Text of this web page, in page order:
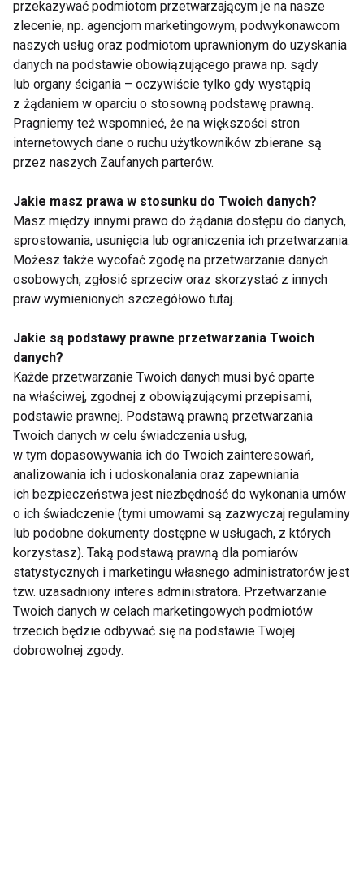
Cometa od fiskusa! s.66
Tylko dla wymagających s.69
Wszystkie Polki – hop na rolki! s.70
Kosmetyki solaryjne
Jak dbać, by promieniała s.78
Magnetyzm ONYX´a! s.80
Bezpiecznie na słońce s.82
Relaks
Z myślą o Tobie s.92
Internet
Skuteczna pajęczyna s.94
Targi
Piękna strona biznesu s.50
Piękne ciało, moje ciało s.96
Monachium w sportowym stylu s.128
przekazywać podmiotom przetwarzającym je na nasze
zlecenie, np. agencjom marketingowym, podwykonawcom
naszych usług oraz podmiotom uprawnionym do uzyskania
danych na podstawie obowiązującego prawa np. sądy
lub organy ścigania – oczywiście tylko gdy wystąpią
z żądaniem w oparciu o stosowną podstawę prawną.
Pragniemy też wspomnieć, że na większości stron
internetowych dane o ruchu użytkowników zbierane są
przez naszych Zaufanych parterów.
Jakie masz prawa w stosunku do Twoich danych?
Masz między innymi prawo do żądania dostępu do danych,
sprostowania, usunięcia lub ograniczenia ich przetwarzania.
Możesz także wycofać zgodę na przetwarzanie danych
osobowych, zgłosić sprzeciw oraz skorzystać z innych
praw wymienionych szczegółowo tutaj.
Jakie są podstawy prawne przetwarzania Twoich
danych?
Każde przetwarzanie Twoich danych musi być oparte
na właściwej, zgodnej z obowiązującymi przepisami,
podstawie prawnej. Podstawą prawną przetwarzania
Twoich danych w celu świadczenia usług,
w tym dopasowywania ich do Twoich zainteresowań,
analizowania ich i udoskonalania oraz zapewniania
ich bezpieczeństwa jest niezbędność do wykonania umów
o ich świadczenie (tymi umowami są zazwyczaj regulaminy
lub podobne dokumenty dostępne w usługach, z których
korzystasz). Taką podstawą prawną dla pomiarów
statystycznych i marketingu własnego administratorów jest
tzw. uzasadniony interes administratora. Przetwarzanie
Twoich danych w celach marketingowych podmiotów
trzecich będzie odbywać się na podstawie Twojej
dobrowolnej zgody.